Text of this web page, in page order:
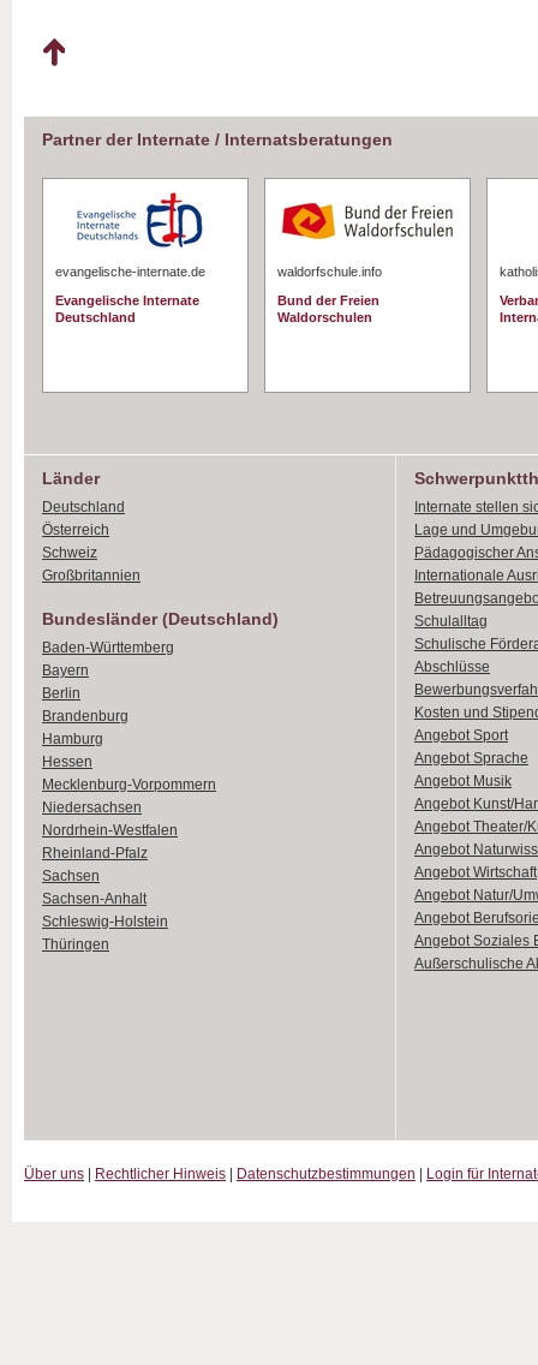
Partner der Internate / Internatsberatungen
evangelische-internate.de
Evangelische Internate
Deutschland
waldorfschule.info
Bund der Freien
Waldorschulen
Länder
Deutschland
Österreich
Schweiz
Großbritannien
Bundesländer (Deutschland)
Baden-Württemberg
Bayern
Berlin
Brandenburg
Hamburg
Hessen
Mecklenburg-Vorpommern
Niedersachsen
Nordrhein-Westfalen
Rheinland-Pfalz
Sachsen
Sachsen-Anhalt
Schleswig-Holstein
Thüringen
Internate stellen
Lage und
Pädagogischer
Internationale
Schulalltag
Schulische
Abschlüsse
Kosten und
Angebot Sport
Angebot Sprache
Angebot Musik
Angebot Kunst/
Angebot Theater/
Angebot
Angebot Wirtschaft
Angebot Natur/
Angebot
Angebot Soziales
Außerschulische
Über uns Rechtlicher Hinweis Datenschutzbestimmungen Login für